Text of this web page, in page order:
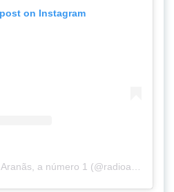
on Instagram
A post shared by Rádio Aranãs, a número 1 (@radioaranas)